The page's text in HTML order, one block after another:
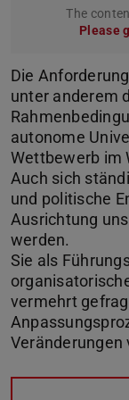
The
Please
Die
unter anderem
autonome
Wettbewerb im
Auch sich
und politische
Ausrichtung
werden.
Sie als
vermehrt
Veränderungen